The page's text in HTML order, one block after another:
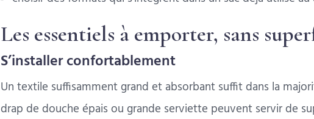
Les essentiels à emporter, sans
S’installer confortablement
Un textile suffisamment grand et absorbant suffit dans la
drap de douche épais ou grande serviette peuvent servir de